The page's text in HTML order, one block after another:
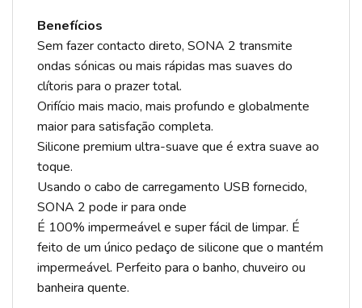
Benefícios
Sem fazer contacto direto, SONA 2 transmite
ondas sónicas ou mais rápidas mas suaves do
clítoris para o prazer total.
Orifício mais macio, mais profundo e globalmente
maior para satisfação completa.
Silicone premium ultra-suave que é extra suave ao
toque.
Usando o cabo de carregamento USB fornecido,
SONA 2 pode ir para onde
É 100% impermeável e super fácil de limpar. É
feito de um único pedaço de silicone que o mantém
impermeável. Perfeito para o banho, chuveiro ou
banheira quente.